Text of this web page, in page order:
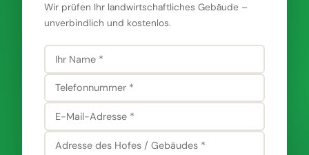
Wir prüfen Ihr landwirtschaftliches Gebäude –
unverbindlich und kostenlos.